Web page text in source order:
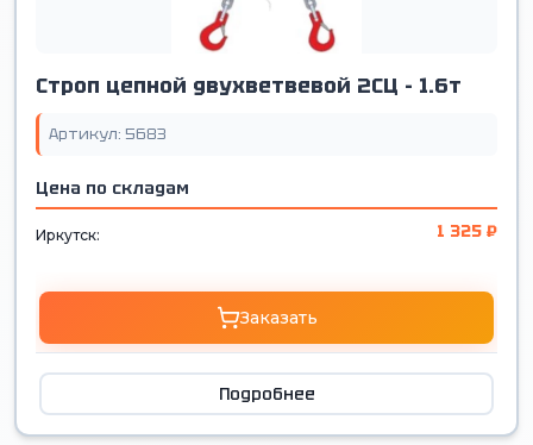
Строп цепной двухветвевой 2СЦ - 1.6т
Артикул: 5683
Цена по складам
Иркутск: 1 325 ₽
Заказать
Подробнее